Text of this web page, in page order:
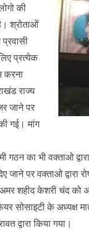
की
श्रोताओं
प्रत्येक
करना
राज्य
जाने पर
गई। मांग
गठन का भी वक्ताओ
पर वक्ताओ द्वारा
शहीद केशरी चंद को
सोसाइटी के अध्यक्ष
किया गया।